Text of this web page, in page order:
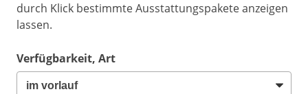
durch Klick bestimmte Ausstattungspakete anzeigen
lassen.
Verfügbarkeit, Art